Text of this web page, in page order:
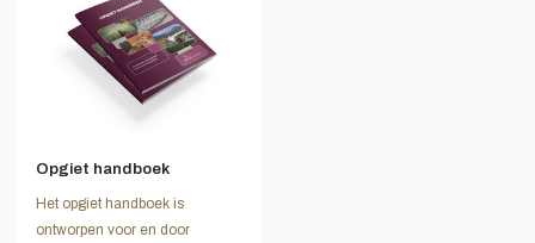
Opgiet handboek
Het opgiet handboek is
ontworpen voor en door